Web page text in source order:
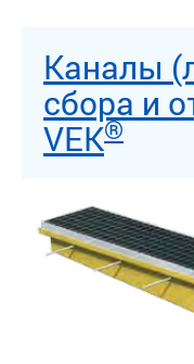
Каналы (лотки) для
сбора и
VEK®